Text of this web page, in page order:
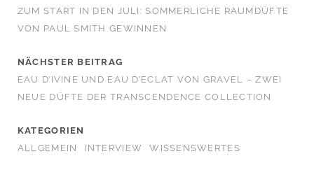
ZUM START IN DEN JULI: SOMMERLICHE RAUMDÜFTE
VON PAUL SMITH GEWINNEN
NÄCHSTER BEITRAG
EAU D’IVINE UND EAU D’ECLAT VON GRAVEL – ZWEI
NEUE DÜFTE DER TRANSCENDENCE COLLECTION
KATEGORIEN
ALLGEMEIN
INTERVIEW WISSENSWERTES